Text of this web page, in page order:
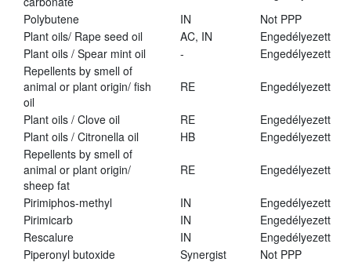
Polybutene
IN
Not PPP
Plant oils/ Rape seed oil
AC, IN
Engedélyezett
Plant oils / Spear mint oil
-
Engedélyezett
Repellents by smell of
animal or plant origin/ fish
oil
RE Engedélyezett
Plant oils / Clove oil RE
Engedélyezett
Plant oils / Citronella oil
HB
Engedélyezett
Repellents by smell of
animal or plant origin/
sheep fat
RE Engedélyezett
Pirimiphos-methyl IN
Engedélyezett
Pirimicarb
IN
Engedélyezett
Rescalure
IN
Engedélyezett
Piperonyl butoxide
Synergist
Not PPP